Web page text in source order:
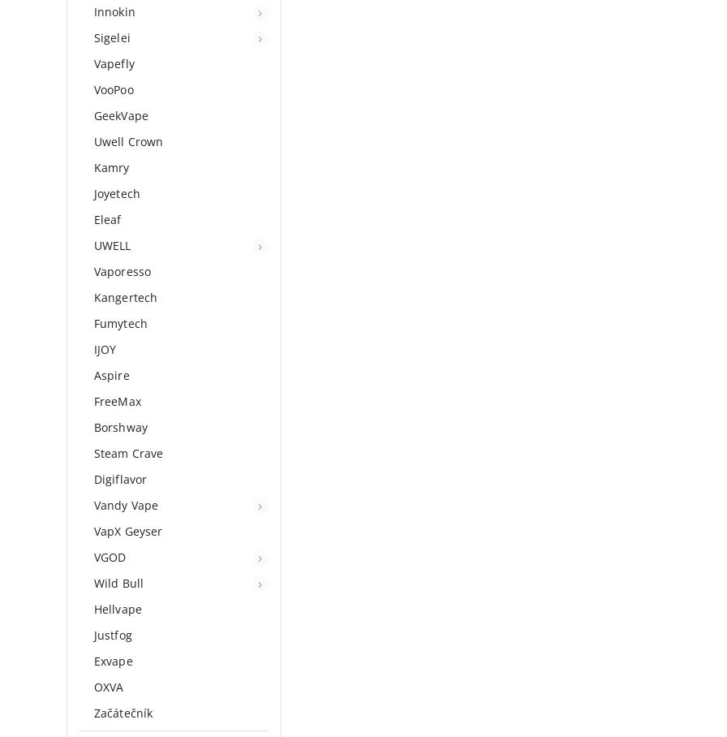
Innokin
Sigelei
Vapefly
VooPoo
GeekVape
Uwell Crown
Kamry
Joyetech
Eleaf
UWELL
Vaporesso
Kangertech
Fumytech
IJOY
Aspire
FreeMax
Borshway
Steam Crave
Digiflavor
Vandy Vape
VapX Geyser
VGOD
Wild Bull
Hellvape
Justfog
Exvape
OXVA
Začátečník